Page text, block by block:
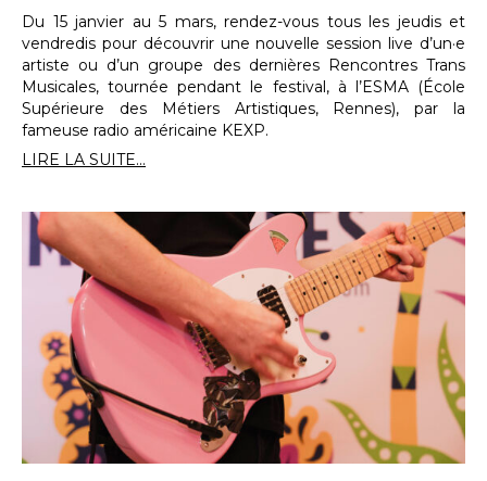
Du 15 janvier au 5 mars, rendez-vous tous les jeudis et
vendredis pour découvrir une nouvelle session live d’un·e
artiste ou d’un groupe des dernières Rencontres Trans
Musicales, tournée pendant le festival, à l’ESMA (École
Supérieure des Métiers Artistiques, Rennes), par la
fameuse radio américaine KEXP.
LIRE LA SUITE...